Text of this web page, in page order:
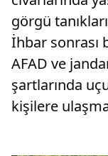
görgü
İhbar sonrası
AFAD ve
şartlarında
kişilere